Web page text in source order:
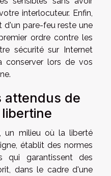
interlocuteur. Enfin,
d'un pare-feu reste une
ordre contre les
sécurité sur Internet
conserver lors de vos
attendus de
un milieu où la liberté
établit des normes
qui garantissent des
dans le cadre d'une